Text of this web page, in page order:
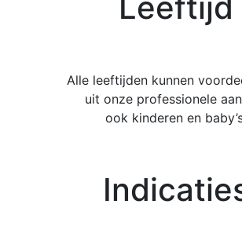
Alle leeftijden kunnen
uit onze professionele
ook kinderen en